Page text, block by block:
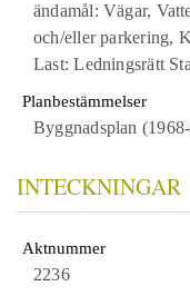
ändamål: Vägar,
och/eller parkering,
Last: Ledningsrätt
Planbestämmelser
Byggnadsplan
INTECKNINGAR
Aktnummer
2236